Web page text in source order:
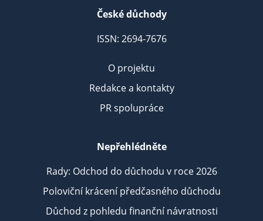
České důchody
ISSN: 2694-7676
O projektu
Redakce a kontakty
PR spolupráce
Nepřehlédněte
Rady: Odchod do důchodu v roce 2026
Poloviční krácení předčasného důchodu
Důchod z pohledu finanční návratnosti